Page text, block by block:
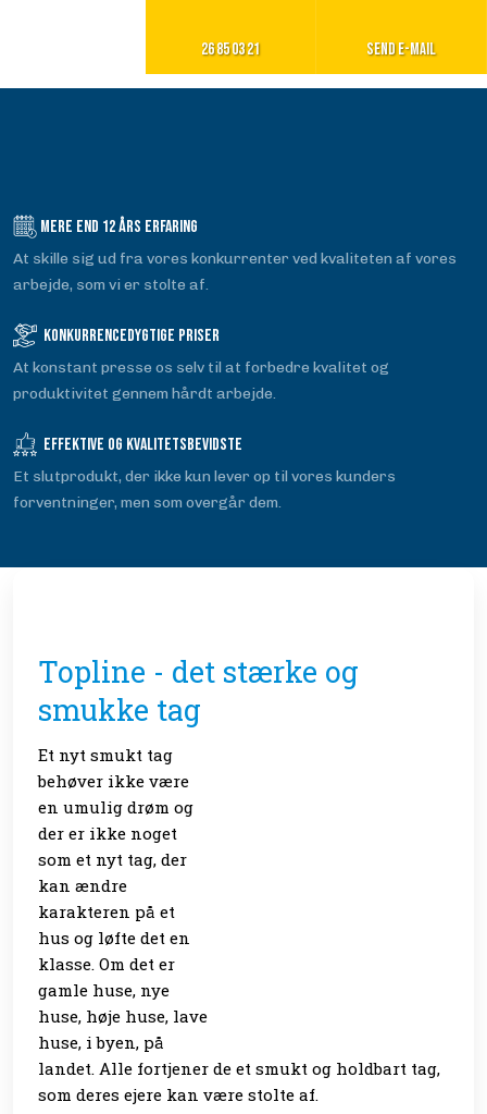
26 85 03 21 Send e-mail
Mere end​ 12 års erfaring
At skille sig ud fra vores konkurrenter ved kvaliteten af ​​vores
arbejde, som vi er stolte af.
Konkurrencedygtige priser​
At konstant presse os selv til at forbedre kvalitet og
produktivitet gennem hårdt arbejde.
Effektive og kvalitetsbevidste
Et slutprodukt, der ikke kun lever op til vores kunders
forventninger, men som overgår dem.
Topline - det stærke og
smukke tag
Et nyt smukt tag
behøver ikke være
en umulig drøm og
der er ikke noget
som et nyt tag, der
kan ændre
karakteren på et
hus og løfte det en
klasse. Om det er
gamle huse, nye
huse, høje huse, lave
huse, i byen, på
landet. Alle fortjener de et smukt og holdbart tag,
som deres ejere kan være stolte af.